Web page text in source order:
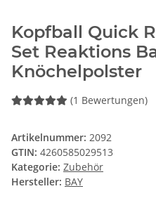
Kopfball Quick
Set Reaktions
Knöchelpolster
(1 Bewertungen)
Artikelnummer: 2092
GTIN: 4260585029513
Kategorie: Zubehör
Hersteller: BAY